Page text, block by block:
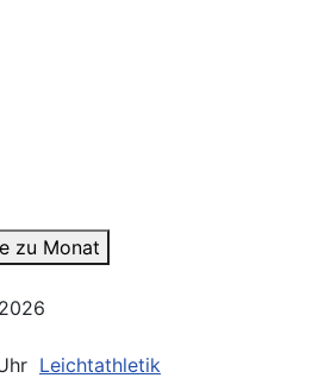
zu Monat
Leichtathletik